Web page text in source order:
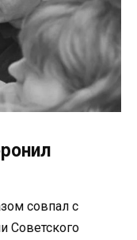
совпал с
Советского